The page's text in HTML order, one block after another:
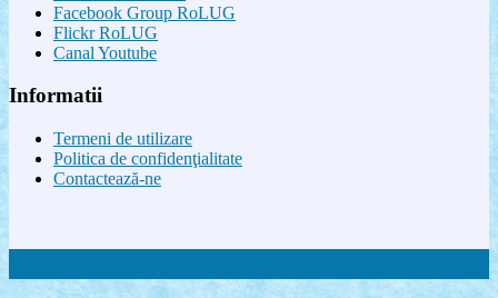
Facebook Group RoLUG
Flickr RoLUG
Canal Youtube
Informatii
Termeni de utilizare
Politica de confidenţialitate
Contactează-ne